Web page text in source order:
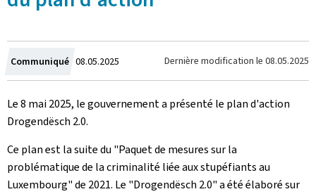
Communiqué Crée
le
08.05.2025 Dernière modification le 08.05.2025
Le 8 mai 2025, le gouvernement a présenté le plan d'action
Drogendësch 2.0.
Ce plan est la suite du "Paquet de mesures sur la
problématique de la criminalité liée aux stupéfiants au
Luxembourg" de 2021. Le "Drogendësch 2.0" a été élaboré sur